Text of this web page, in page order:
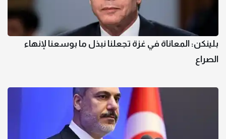
بلينكن: المعاناة في غزة تجعلنا نبذل ما بوسعنا لإنهاء
الصراع